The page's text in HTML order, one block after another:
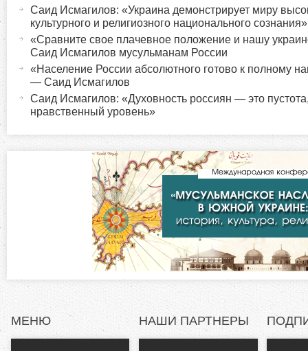
о
л
ь
в
Саид Исмагилов: «Украина демонстрирует миру
культурного и религиозного национального сознания»
«Сравните свое плачевное положение и нашу
Саид Исмагилов мусульманам России
«Население России абсолютного готово к полному
— Саид Исмагилов
Саид Исмагилов: «Духовность россиян — это
нравственный уровень»
МЕНЮ НАШИ ПАРТНЕРЫ